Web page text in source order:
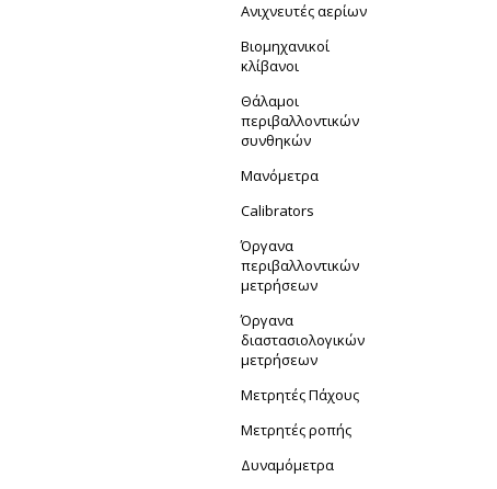
Ανιχνευτές αερίων
Βιομηχανικοί
κλίβανοι
Θάλαμοι
περιβαλλοντικών
συνθηκών
Μανόμετρα
Calibrators
Όργανα
περιβαλλοντικών
μετρήσεων
Όργανα
διαστασιολογικών
μετρήσεων
Μετρητές Πάχους
Μετρητές ροπής
Δυναμόμετρα